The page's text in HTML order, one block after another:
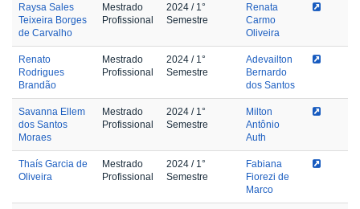
Raysa Sales
Teixeira Borges
de Carvalho
Mestrado
Profissional
2024 / 1°
Semestre
Renata
Carmo
Oliveira
Renato
Rodrigues
Brandão
Mestrado
Profissional
2024 / 1°
Semestre
Adevailton
Bernardo
dos Santos
Savanna Ellem
dos Santos
Moraes
Mestrado
Profissional
2024 / 1°
Semestre
Milton
Antônio
Auth
Thaís Garcia de
Oliveira
Mestrado
Profissional
2024 / 1°
Semestre
Fabiana
Fiorezi de
Marco